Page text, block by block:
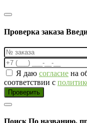
Проверка заказа
Я даю согласие на
соответствии с
Проверить
Поиск По названию,